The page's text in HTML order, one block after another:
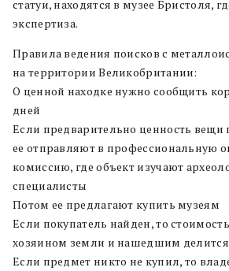
статуи, находятся в музее Бристоля,
экспертиза.
Правила ведения поисков с
на территории Великобритании:
О ценной находке нужно сообщить
дней
Если предварительно ценность вещи
ее отправляют в профессиональную
комиссию, где объект изучают
специалисты
Потом ее предлагают купить музеям
Если покупатель найден, то
хозяином земли и нашедшим
Если предмет никто не купил, то